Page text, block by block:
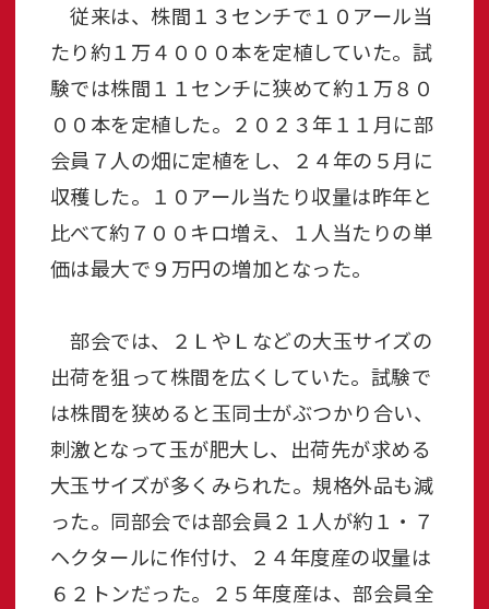
従来は、株間１３センチで１０アール当
たり約１万４０００本を定植していた。試
験では株間１１センチに狭めて約１万８０
００本を定植した。２０２３年１１月に部
会員７人の畑に定植をし、２４年の５月に
収穫した。１０アール当たり収量は昨年と
比べて約７００キロ増え、１人当たりの単
価は最大で９万円の増加となった。
部会では、２ＬやＬなどの大玉サイズの
出荷を狙って株間を広くしていた。試験で
は株間を狭めると玉同士がぶつかり合い、
刺激となって玉が肥大し、出荷先が求める
大玉サイズが多くみられた。規格外品も減
った。同部会では部会員２１人が約１・７
ヘクタールに作付け、２４年度産の収量は
６２トンだった。２５年度産は、部会員全